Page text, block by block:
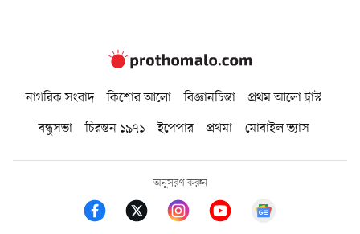
নাগরিক সংবাদ কিশোর আলো বিজ্ঞানচিন্তা
প্রথম আলো ট্রাস্ট
বন্ধুসভা
চিরন্তন ১৯৭১ ইপেপার প্রথমা মোবাইল ভ্যাস
অনুসরণ করুন